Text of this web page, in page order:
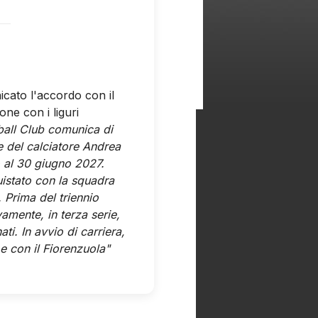
l'accordo con il
con i liguri
Club comunica di
del calciatore Andrea
30 giugno 2027.
con la squadra
del triennio
in terza serie,
In avvio di carriera,
con il Fiorenzuola"